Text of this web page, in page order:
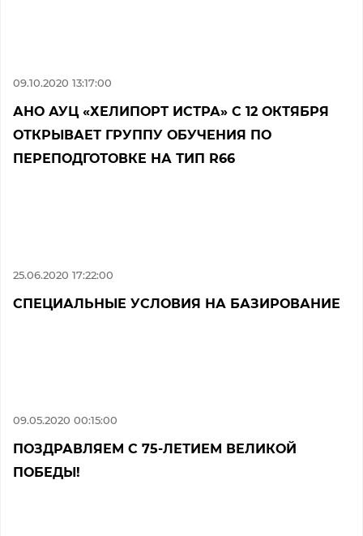
09.10.2020 13:17:00
АНО АУЦ «ХЕЛИПОРТ ИСТРА» С 12 ОКТЯБРЯ
ОТКРЫВАЕТ ГРУППУ ОБУЧЕНИЯ ПО
ПЕРЕПОДГОТОВКЕ НА ТИП R66
25.06.2020 17:22:00
СПЕЦИАЛЬНЫЕ УСЛОВИЯ НА БАЗИРОВАНИЕ
09.05.2020 00:15:00
ПОЗДРАВЛЯЕМ С 75-ЛЕТИЕМ ВЕЛИКОЙ
ПОБЕДЫ!